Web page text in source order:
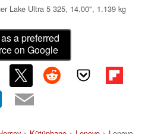
Lake Ultra 5 325, 14.00", 1.139 kg
a preferred
on Google